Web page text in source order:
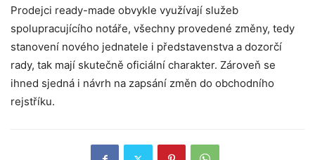
Prodejci ready-made obvykle využívají služeb
spolupracujícího notáře, všechny provedené změny, tedy
stanovení nového jednatele i představenstva a dozorčí
rady, tak mají skutečně oficiální charakter. Zároveň se
ihned sjedná i návrh na zapsání změn do obchodního
rejstříku.